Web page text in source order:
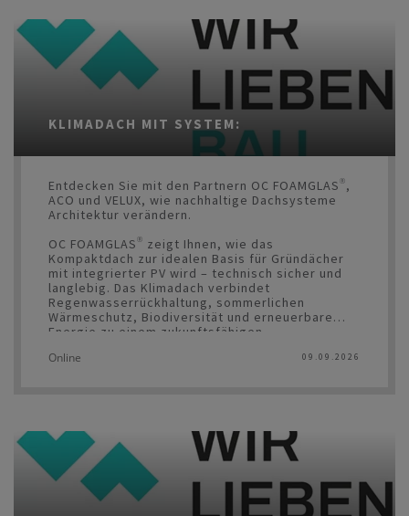
KLIMADACH MIT SYSTEM:
Entdecken Sie mit den Partnern OC FOAMGLAS®,
ACO und VELUX, wie nachhaltige Dachsysteme
Architektur verändern.
OC FOAMGLAS® zeigt Ihnen, wie das
Kompaktdach zur idealen Basis für Gründächer
mit integrierter PV wird – technisch sicher und
langlebig. Das Klimadach verbindet
Regenwasserrückhaltung, sommerlichen
Wärmeschutz, Biodiversität und erneuerbare
Energie zu einem zukunftsfähigen
Online 09.09.2026